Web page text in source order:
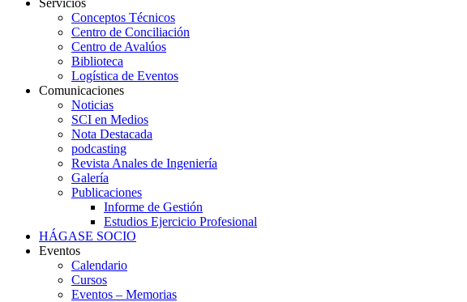
Servicios
Conceptos Técnicos
Centro de Conciliación
Centro de Avalúos
Biblioteca
Logística de Eventos
Comunicaciones
Noticias
SCI en Medios
Nota Destacada
podcasting
Revista Anales de Ingeniería
Galería
Publicaciones
Informe de Gestión
Estudios Ejercicio Profesional
HÁGASE SOCIO
Eventos
Calendario
Cursos
Eventos – Memorias